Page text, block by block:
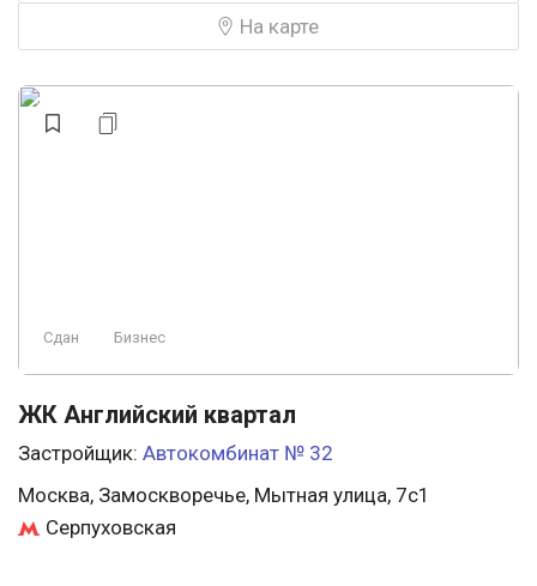
На карте
Сдан Бизнес
ЖК Английский квартал
Застройщик: Автокомбинат № 32
Москва, Замоскворечье, Мытная улица, 7с1
Серпуховская